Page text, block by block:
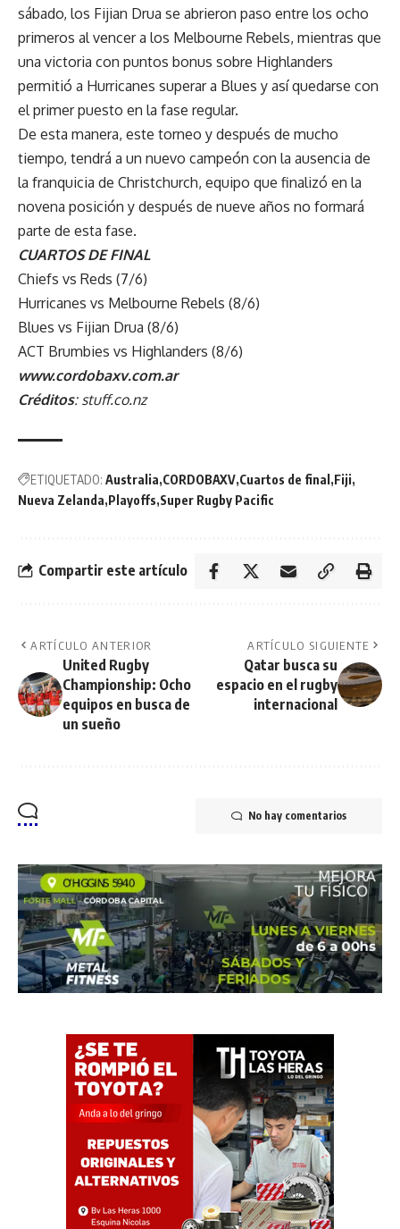
sábado, los Fijian Drua se abrieron paso entre los ocho
primeros al vencer a los Melbourne Rebels, mientras que
una victoria con puntos bonus sobre Highlanders
permitió a Hurricanes superar a Blues y así quedarse con
el primer puesto en la fase regular.
De esta manera, este torneo y después de mucho
tiempo, tendrá a un nuevo campeón con la ausencia de
la franquicia de Christchurch, equipo que finalizó en la
novena posición y después de nueve años no formará
parte de esta fase.
CUARTOS DE FINAL
Chiefs vs Reds (7/6)
Hurricanes vs Melbourne Rebels (8/6)
Blues vs Fijian Drua (8/6)
ACT Brumbies vs Highlanders (8/6)
www.cordobaxv.com.ar
Créditos: stuff.co.nz
ETIQUETADO: Australia CORDOBAXV Cuartos de final Fiji
Nueva Zelanda Playoffs Super Rugby Pacific
Compartir este artículo
ARTÍCULO ANTERIOR
United Rugby
Championship: Ocho
equipos en busca de
un sueño
ARTÍCULO SIGUIENTE
Qatar busca su
espacio en el rugby
internacional
No hay comentarios